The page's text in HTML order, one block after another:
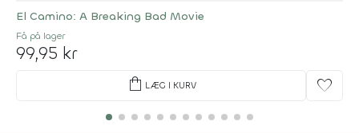
El Camino: A Breaking Bad Movie
Få på lager
99,95 kr
shopping_bag LÆG I KURV favorite